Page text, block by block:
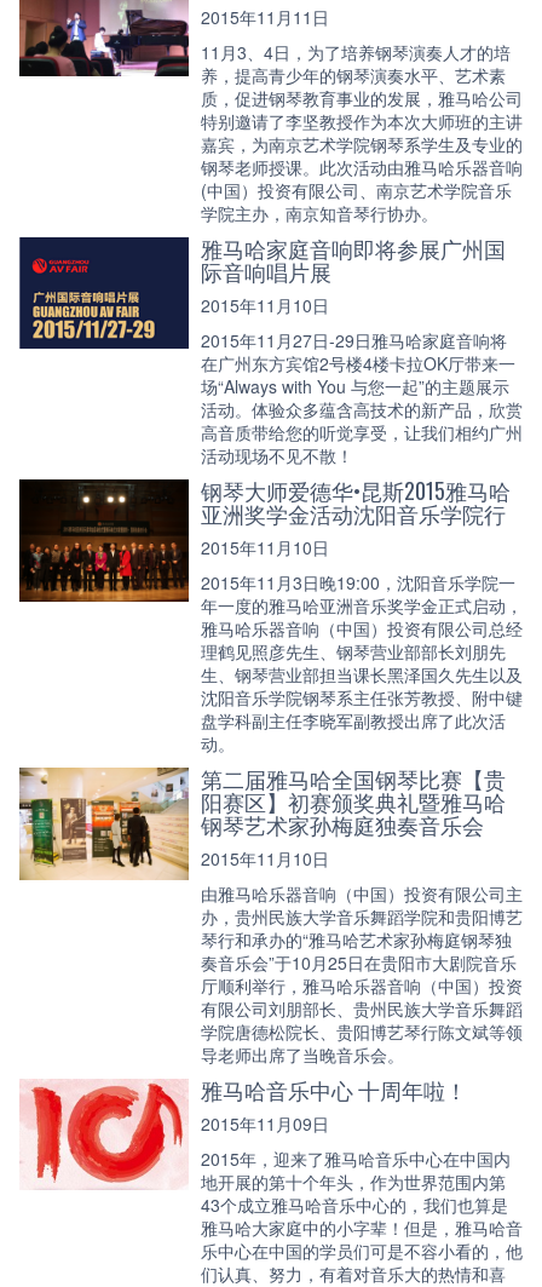
2015年11月11日
11月3、4日，为了培养钢琴演奏人才的培
养，提高青少年的钢琴演奏水平、艺术素
质，促进钢琴教育事业的发展，雅马哈公司
特别邀请了李坚教授作为本次大师班的主讲
嘉宾，为南京艺术学院钢琴系学生及专业的
钢琴老师授课。此次活动由雅马哈乐器音响
(中国）投资有限公司、南京艺术学院音乐
学院主办，南京知音琴行协办。
雅马哈家庭音响即将参展广州国
际音响唱片展
2015年11月10日
2015年11月27日-29日雅马哈家庭音响将
在广州东方宾馆2号楼4楼卡拉OK厅带来一
场“Always with You 与您一起”的主题展示
活动。体验众多蕴含高技术的新产品，欣赏
高音质带给您的听觉享受，让我们相约广州
活动现场不见不散！
钢琴大师爱德华•昆斯2015雅马哈
亚洲奖学金活动沈阳音乐学院行
2015年11月10日
2015年11月3日晚19:00，沈阳音乐学院一
年一度的雅马哈亚洲音乐奖学金正式启动，
雅马哈乐器音响（中国）投资有限公司总经
理鹤见照彦先生、钢琴营业部部长刘朋先
生、钢琴营业部担当课长黑泽国久先生以及
沈阳音乐学院钢琴系主任张芳教授、附中键
盘学科副主任李晓军副教授出席了此次活
动。
第二届雅马哈全国钢琴比赛【贵
阳赛区】初赛颁奖典礼暨雅马哈
钢琴艺术家孙梅庭独奏音乐会
2015年11月10日
由雅马哈乐器音响（中国）投资有限公司主
办，贵州民族大学音乐舞蹈学院和贵阳博艺
琴行和承办的“雅马哈艺术家孙梅庭钢琴独
奏音乐会”于10月25日在贵阳市大剧院音乐
厅顺利举行，雅马哈乐器音响（中国）投资
有限公司刘朋部长、贵州民族大学音乐舞蹈
学院唐德松院长、贵阳博艺琴行陈文斌等领
导老师出席了当晚音乐会。
雅马哈音乐中心 十周年啦！
2015年11月09日
2015年，迎来了雅马哈音乐中心在中国内
地开展的第十个年头，作为世界范围内第
43个成立雅马哈音乐中心的，我们也算是
雅马哈大家庭中的小字辈！但是，雅马哈音
乐中心在中国的学员们可是不容小看的，他
们认真、努力，有着对音乐大的热情和喜